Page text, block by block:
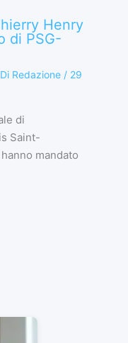
Henry
di PSG-
Di Redazione / 29
di
Saint-
mandato